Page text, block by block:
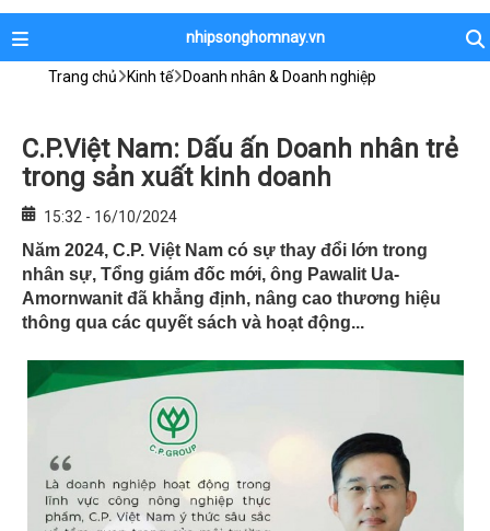
nhipsonghomnay.vn
Trang chủ Kinh tế Doanh nhân & Doanh nghiệp
C.P.Việt Nam: Dấu ấn Doanh nhân trẻ
trong sản xuất kinh doanh
15:32 - 16/10/2024
Năm 2024, C.P. Việt Nam có sự thay đổi lớn trong
nhân sự, Tổng giám đốc mới, ông Pawalit Ua-
Amornwanit đã khẳng định, nâng cao thương hiệu
thông qua các quyết sách và hoạt động...